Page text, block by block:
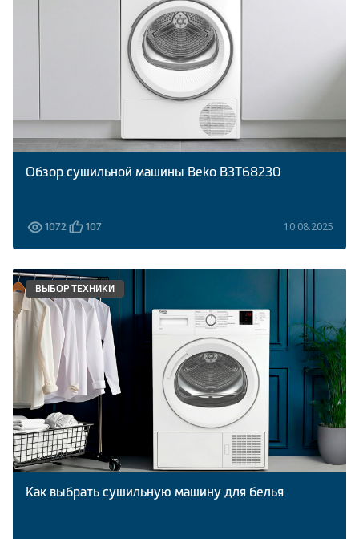
Обзор сушильной машины Beko B3T68230
1072 107 10.08.2025
ВЫБОР ТЕХНИКИ
Как выбрать сушильную машину для белья